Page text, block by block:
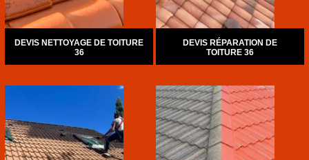
DEVIS NETTOYAGE DE TOITURE
36
DEVIS RÉPARATION DE
TOITURE 36